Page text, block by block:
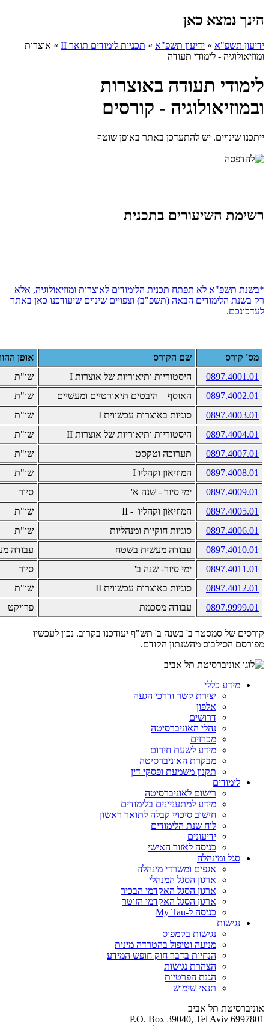
הינך נמצא כאן
ידיעון תשפ"א » ידיעון תשפ"א » תכניות לימודים תואר II » אוצרות
ומוזיאולוגיה - לימודי תעודה
לימודי תעודה באוצרות
ובמוזיאולוגיה - קורסים
ייתכנו שינויים. יש להתעדכן באתר באופן שוטף
רשימת השיעורים בתכנית
*בשנת תשפ"א לא תפתח תכנית הלימודים לאוצרות ומוזיאולוגיה, אלא
רק בשנת הלימודים הבאה (תשפ"ב) וצפויים שינוים שיעודכנו כאן באתר
לעדכונכם.
מס' קורס שם הקורס
אופן
0897.4001.01
היסטוריות ותיאוריות של אוצרות I
שו"ת
0897.4002.01
האוסף – היבטים תיאורטיים ומעשיים
שו"ת
0897.4003.01
סוגיות באוצרות עכשווית I
שו"ת
0897.4004.01
היסטוריות ותיאוריות של אוצרות II
שו"ת
0897.4007.01
תערוכה וטקסט
שו"ת
0897.4008.01
המוזיאון וקהליו I
שו"ת
0897.4009.01
ימי סיור - שנה א'
סיור
0897.4005.01
המוזיאון וקהליו - II
שו"ת
0897.4006.01
סוגיות חוקיות ומנהליות
שו"ת
0897.4010.01
עבודה מעשית בשטח
עבודה
0897.4011.01
ימי סיור- שנה ב'
סיור
0897.4012.01
סוגיות באוצרות עכשווית II
שו"ת
0897.9999.01
עבודה מסכמת פרויקט
קורסים של סמסטר ב' בשנה ב' תש"ף יעודכנו בקרוב. נכון לעכשיו
מפורסם הסילבוס מהשנתון הקודם.
מידע כללי
יצירת קשר ודרכי הגעה
אלפון
דרושים
נהלי האוניברסיטה
מכרזים
מידע לשעת חירום
מבקרת האוניברסיטה
תקנון משמעת ופסקי דין
לימודים
רישום לאוניברסיטה
מידע למתעניינים בלימודים
חישוב סיכויי קבלה לתואר ראשון
לוח שנת הלימודים
ידיעונים
כניסה לאזור האישי
סגל ומינהלה
אגפים ומשרדי מינהלה
ארגון הסגל המנהלי
ארגון הסגל האקדמי הבכיר
ארגון הסגל האקדמי הזוטר
כניסה ל-My Tau
נגישות
נגישות בקמפוס
מניעה וטיפול בהטרדה מינית
הנחיות בדבר חוק חופש המידע
הצהרת נגישות
הגנת הפרטיות
תנאי שימוש
אוניברסיטת תל אביב
P.O. Box 39040, Tel Aviv 6997801